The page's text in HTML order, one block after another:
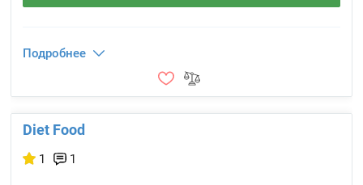
Подробнее
Diet Food
1 1